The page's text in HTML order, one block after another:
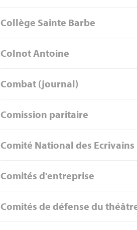
Collège Sainte Barbe
Colnot Antoine
Combat (journal)
Comission paritaire
Comité National des Ecrivains
Comités d'entreprise
Comités de défense du